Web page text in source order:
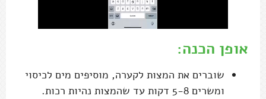
אופן הכנה:
שוברים את המצות לקערה, מוסיפים מים לכיסוי
ומשרים 5-8 דקות עד שהמצות נהיות רכות.